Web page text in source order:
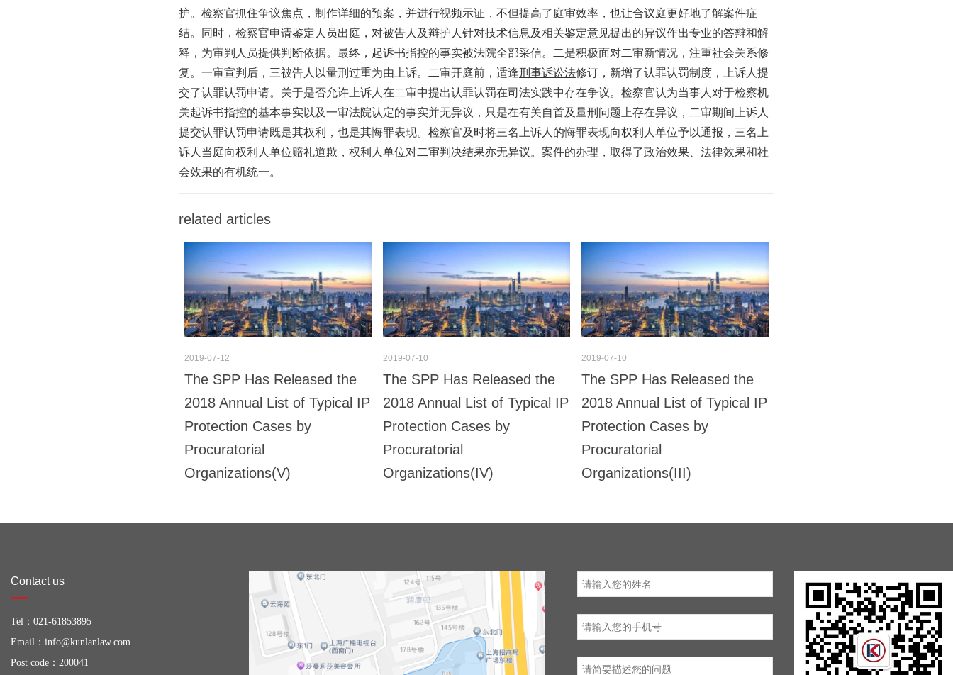
护。检察官抓住争议焦点，制作详细的预案，并进行视频示证，不但提高了庭审效率，也让合议庭更好地了解案件症
结。同时，检察官申请鉴定人员出庭，对被告人及辩护人针对技术信息及相关鉴定意见提出的异议作出专业的答辩和解
释，为审判人员提供判断依据。最终，起诉书指控的事实被法院全部采信。二是积极面对二审新情况，注重社会关系修
复。一审宣判后，三被告人以量刑过重为由上诉。二审开庭前，适逢刑事诉讼法修订，新增了认罪认罚制度，上诉人提
交了认罪认罚申请。关于是否允许上诉人在二审中提出认罪认罚在司法实践中存在争议。检察官认为当事人对于检察机
关起诉书指控的基本事实以及一审法院认定的事实并无异议，只是在有关自首及量刑问题上存在异议，二审期间上诉人
提交认罪认罚申请既是其权利，也是其悔罪表现。检察官及时将三名上诉人的悔罪表现向权利人单位予以通报，三名上
诉人当庭向权利人单位赔礼道歉，权利人单位对二审判决结果亦无异议。案件的办理，取得了政治效果、法律效果和社
会效果的有机统一。
related articles
2019-07-12
The SPP Has Released the
2018 Annual List of Typical IP
Protection Cases by
Procuratorial
Organizations(V)
2019-07-10
The SPP Has Released the
2018 Annual List of Typical IP
Protection Cases by
Procuratorial
Organizations(IV)
2019-07-10
The SPP Has Released the
2018 Annual List of Typical IP
Protection Cases by
Procuratorial
Organizations(III)
Contact us
Tel： 021-61853895
Email： info@kunlanlaw.com
Post code：200041